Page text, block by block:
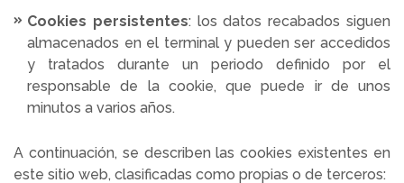
Cookies persistentes: los datos recabados siguen
almacenados en el terminal y pueden ser accedidos
y tratados durante un periodo definido por el
responsable de la cookie, que puede ir de unos
minutos a varios años.
A continuación, se describen las cookies existentes en
este sitio web, clasificadas como propias o de terceros: